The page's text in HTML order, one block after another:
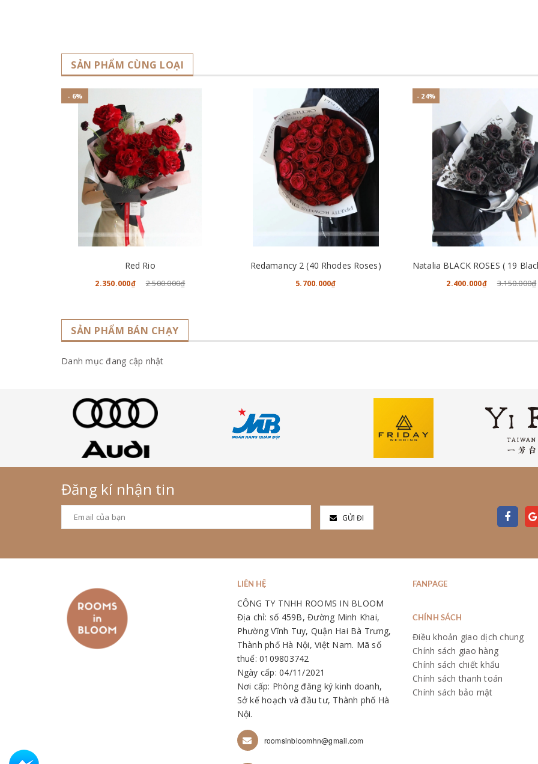
SẢN PHẨM CÙNG LOẠI
- 6%
Red Rio
2.350.000₫ 2.500.000₫
Redamancy 2 (40 Rhodes Roses)
5.700.000₫
- 24%
2.400.000₫ 3.150.000₫
SẢN PHẨM BÁN CHẠY
Danh mục đang cập nhật
Đăng kí nhận tin
GỬI ĐI
LIÊN HỆ
CÔNG TY TNHH ROOMS IN BLOOM
Địa chỉ: số 459B, Đường Minh Khai,
Phường Vĩnh Tuy, Quận Hai Bà Trưng,
Thành phố Hà Nội, Việt Nam. Mã số
thuế: 0109803742
Ngày cấp: 04/11/2021
Nơi cấp: Phòng đăng ký kinh doanh,
Sở kế hoạch và đầu tư, Thành phố Hà
Nội.
roomsinbloomhn@gmail.com
FANPAGE
CHÍNH SÁCH
Điều khoản giao dịch chung
Chính sách giao hàng
Chính sách chiết khấu
Chính sách thanh toán
Chính sách bảo mật